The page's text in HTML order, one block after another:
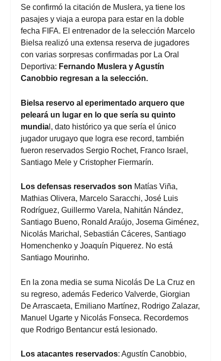
Se confirmó la citación de Muslera, ya tiene los
pasajes y viaja a europa para estar en la doble
fecha FIFA. El entrenador de la selección Marcelo
Bielsa realizó una extensa reserva de jugadores
con varias sorpresas confirmadas por La Oral
Deportiva: Fernando Muslera y Agustín
Canobbio regresan a la selección.
Bielsa reservo al eperimentado arquero que
peleará un lugar en lo que sería su quinto
mundia l, dato histórico ya que sería el único
jugador urugayo que logra ese record, también
fueron reservados Sergio Rochet, Franco Israel,
Santiago Mele y Cristopher Fiermarín.
Los defensas reservados son Matías Viña,
Mathias Olivera, Marcelo Saracchi, José Luis
Rodríguez, Guillermo Varela, Nahitán Nández,
Santiago Bueno, Ronald Araújo, Josema Giménez,
Nicolás Marichal, Sebastián Cáceres, Santiago
Homenchenko y Joaquín Piquerez. No está
Santiago Mourinho.
En la zona media se suma Nicolás De La Cruz en
su regreso, además Federico Valverde, Giorgian
De Arrascaeta, Emiliano Martínez, Rodrigo Zalazar,
Manuel Ugarte y Nicolás Fonseca. Recordemos
que Rodrigo Bentancur está lesionado.
Los atacantes reservados: Agustín Canobbio,